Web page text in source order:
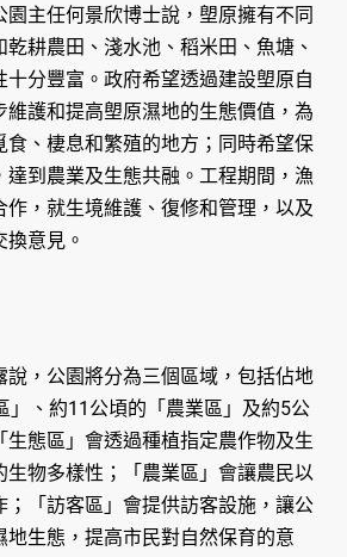
主任何景欣博士說，塱原擁有不同
耕農田、淺水池、稻米田、魚塘、
分豐富。政府希望透過建設塱原自
維護和提高塱原濕地的生態價值，為
食、棲息和繁殖的地方；同時希望保
達到農業及生態共融。工程期間，漁
作，就生境維護、復修和管理，以及
意見。
說，公園將分為三個區域，包括佔地
」、約11公頃的「農業區」及約5公
生態區」會透過種植指定農作物及生
生物多樣性；「農業區」會讓農民以
；「訪客區」會提供訪客設施，讓公
地生態，提高市民對自然保育的意